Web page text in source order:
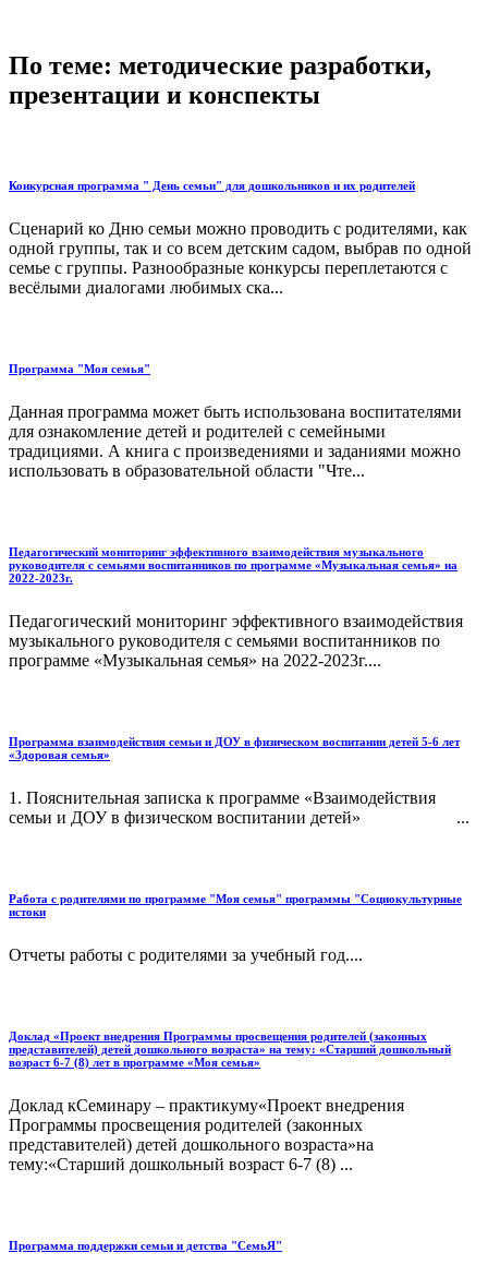
По теме: методические разработки,
презентации и конспекты
Конкурсная программа " День семьи" для дошкольников и их родителей
Сценарий ко Дню семьи можно проводить с родителями, как
одной группы, так и со всем детским садом, выбрав по одной
семье с группы. Разнообразные конкурсы переплетаются с
весёлыми диалогами любимых ска...
Программа "Моя семья"
Данная программа может быть использована воспитателями
для ознакомление детей и родителей с семейными
традициями. А книга с произведениями и заданиями можно
использовать в образовательной области "Чте...
Педагогический мониторинг эффективного взаимодействия музыкального
руководителя с семьями воспитанников по программе «Музыкальная семья» на
2022-2023г.
Педагогический мониторинг эффективного взаимодействия
музыкального руководителя с семьями воспитанников по
программе «Музыкальная семья» на 2022-2023г....
Программа взаимодействия семьи и ДОУ в физическом воспитании детей 5-6 лет
«Здоровая семья»
1. Пояснительная записка к программе «Взаимодействия
семьи и ДОУ в физическом воспитании детей» ...
Работа с родителями по программе "Моя семья" программы "Социокультурные
истоки
Отчеты работы с родителями за учебный год....
Доклад «Проект внедрения Программы просвещения родителей (законных
представителей) детей дошкольного возраста» на тему: «Старший дошкольный
возраст 6-7 (8) лет в программе «Моя семья»
Доклад кСеминару – практикуму«Проект внедрения
Программы просвещения родителей (законных
представителей) детей дошкольного возраста»на
тему:«Старший дошкольный возраст 6-7 (8) ...
Программа поддержки семьи и детства "СемьЯ"